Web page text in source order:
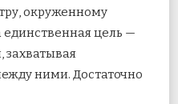
окруженному
цель —
захватывая
ними. Достаточно